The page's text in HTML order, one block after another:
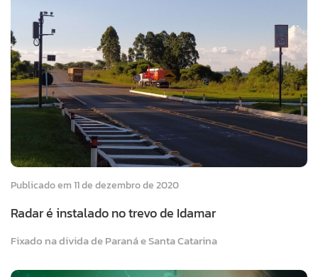
Publicado em 11 de dezembro de 2020
Radar é instalado no trevo de Idamar
Fixado na divida de Paraná e Santa Catarina